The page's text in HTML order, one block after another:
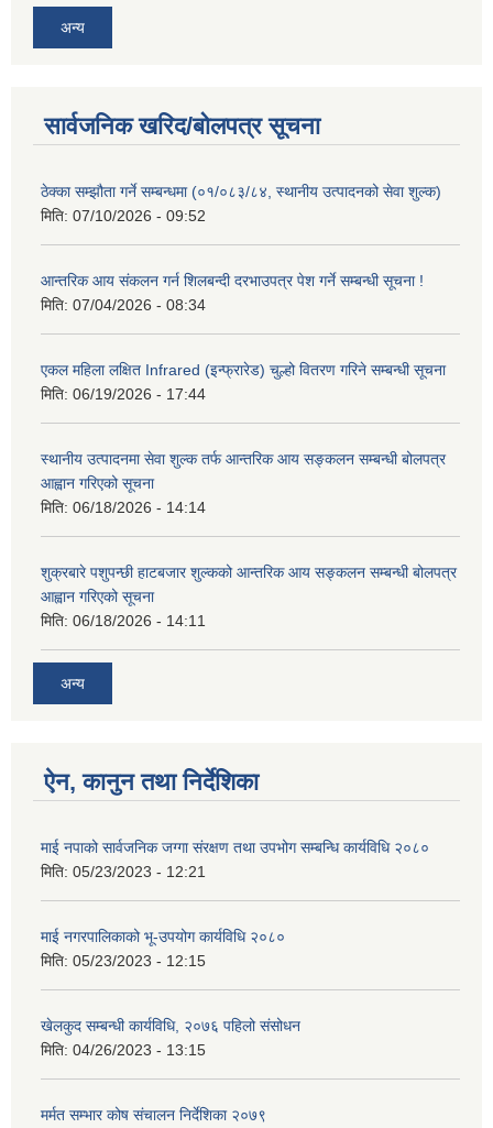
अन्य
सार्वजनिक खरिद/बोलपत्र सूचना
ठेक्का सम्झौता गर्ने सम्बन्धमा (०१/०८३/८४, स्थानीय उत्पादनको सेवा शुल्क)
मिति: 07/10/2026 - 09:52
आन्तरिक आय संकलन गर्न शिलबन्दी दरभाउपत्र पेश गर्ने सम्बन्धी सूचना !
मिति: 07/04/2026 - 08:34
एकल महिला लक्षित Infrared (इन्फ्रारेड) चुल्हो वितरण गरिने सम्बन्धी सूचना
मिति: 06/19/2026 - 17:44
स्थानीय उत्पादनमा सेवा शुल्क तर्फ आन्तरिक आय सङ्कलन सम्बन्धी बोलपत्र
आह्वान गरिएको सूचना
मिति: 06/18/2026 - 14:14
शुक्रबारे पशुपन्छी हाटबजार शुल्कको आन्तरिक आय सङ्कलन सम्बन्धी बोलपत्र
आह्वान गरिएको सूचना
मिति: 06/18/2026 - 14:11
अन्य
ऐन, कानुन तथा निर्देशिका
माई नपाको सार्वजनिक जग्गा संरक्षण तथा उपभोग सम्बन्धि कार्यविधि २०८०
मिति: 05/23/2023 - 12:21
माई नगरपालिकाको भू-उपयोग कार्यविधि २०८०
मिति: 05/23/2023 - 12:15
खेलकुद सम्बन्धी कार्यविधि, २०७६ पहिलो संसोधन
मिति: 04/26/2023 - 13:15
मर्मत सम्भार कोष संचालन निर्देशिका २०७९